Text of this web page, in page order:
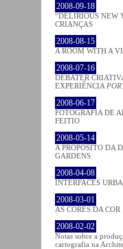
2008-09-18
“DELIRIOUS NEW
CRIANÇAS
2008-08-15
A ROOM WITH A
2008-07-16
DEBATER
EXPERIÊNCIA
2008-06-17
FOTOGRAFIA DE
FEITIO
2008-05-14
A PROPÓSITO DA
GARDENS
2008-04-08
INTERFACES
2008-03-01
AS CORES DA COR
2008-02-02
Notas sobre a
cartografia na